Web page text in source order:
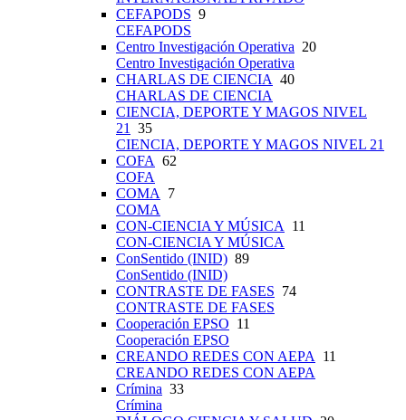
CEFAPODS 9
CEFAPODS
Centro Investigación Operativa 20
Centro Investigación Operativa
CHARLAS DE CIENCIA 40
CHARLAS DE CIENCIA
CIENCIA, DEPORTE Y MAGOS NIVEL
21 35
CIENCIA, DEPORTE Y MAGOS NIVEL 21
COFA 62
COFA
COMA 7
COMA
CON-CIENCIA Y MÚSICA 11
CON-CIENCIA Y MÚSICA
ConSentido (INID) 89
ConSentido (INID)
CONTRASTE DE FASES 74
CONTRASTE DE FASES
Cooperación EPSO 11
Cooperación EPSO
CREANDO REDES CON AEPA 11
CREANDO REDES CON AEPA
Crímina 33
Crímina